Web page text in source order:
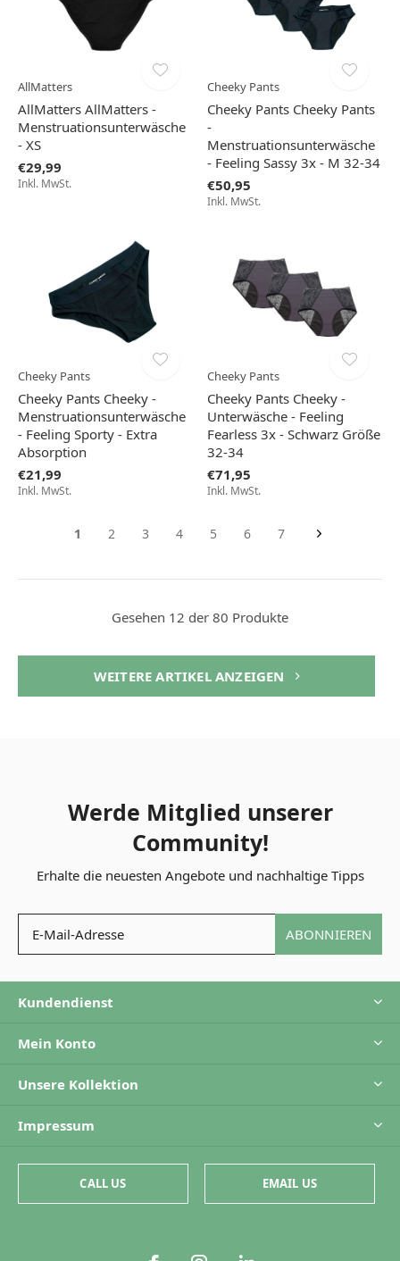
AllMatters
AllMatters AllMatters -
Menstruationsunterwäsche
- XS
€29,99
Inkl. MwSt.
Cheeky Pants
Cheeky Pants Cheeky Pants
-
Menstruationsunterwäsche
- Feeling Sassy 3x - M 32-34
€50,95
Inkl. MwSt.
Cheeky Pants
Cheeky Pants Cheeky -
Menstruationsunterwäsche
- Feeling Sporty - Extra
Absorption
€21,99
Inkl. MwSt.
Cheeky Pants
Cheeky Pants Cheeky -
Unterwäsche - Feeling
Fearless 3x - Schwarz Größe
32-34
€71,95
Inkl. MwSt.
1 2 3 4 5 6 7
Gesehen 12 der 80 Produkte
WEITERE ARTIKEL ANZEIGEN
Werde Mitglied unserer
Community!
Erhalte die neuesten Angebote und nachhaltige Tipps
ABONNIEREN
Kundendienst
Mein Konto
Unsere Kollektion
Impressum
CALL US EMAIL US